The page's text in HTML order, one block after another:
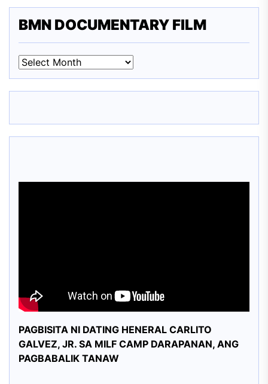
BMN DOCUMENTARY FILM
BMN
PAGBISITA NI DATING HENERAL CARLITO
GALVEZ, JR. SA MILF CAMP DARAPANAN, ANG
PAGBABALIK TANAW